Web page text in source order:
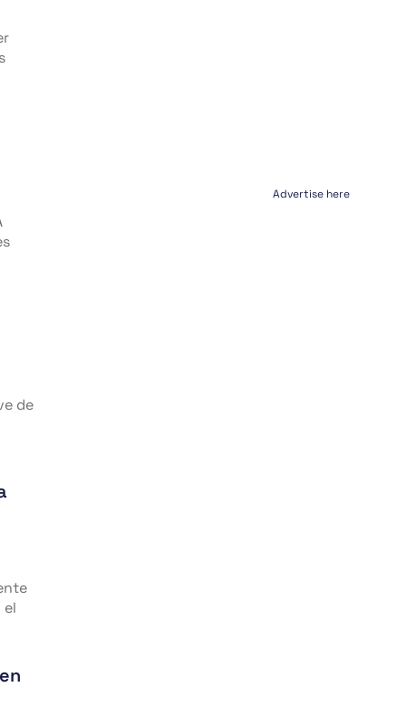
de
el
Advertise here